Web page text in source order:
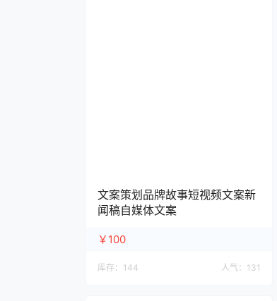
文案策划品牌故事短视频文案新
闻稿自媒体文案
￥100
库存： 144 人气： 131